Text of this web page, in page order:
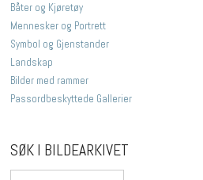
Båter og Kjøretøy
Mennesker og Portrett
Symbol og Gjenstander
Landskap
Bilder med rammer
Passordbeskyttede Gallerier
SØK I BILDEARKIVET